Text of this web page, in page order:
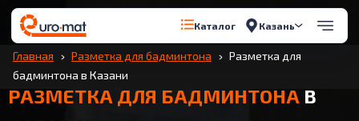
Каталог Казань
Главная Разметка для бадминтона
Разметка для
бадминтона в Казани
РАЗМЕТКА ДЛЯ БАДМИНТОНА В